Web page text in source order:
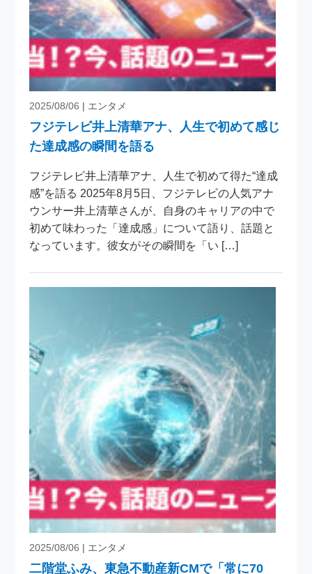
2025/08/06 | エンタメ
フジテレビ井上清華アナ、人生で初めて感じ
た達成感の瞬間を語る
フジテレビ井上清華アナ、人生で初めて得た“達成
感”を語る 2025年8月5日、フジテレビの人気アナ
ウンサー井上清華さんが、自身のキャリアの中で
初めて味わった「達成感」について語り、話題と
なっています。彼女がその瞬間を「い […]
2025/08/06 | エンタメ
二階堂ふみ、東急不動産新CMで「常に70